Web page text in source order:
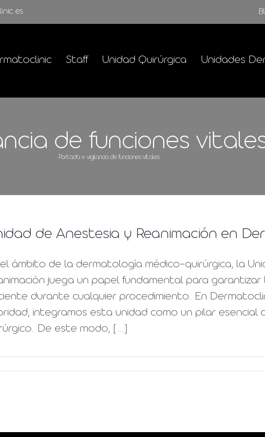
Staff Unidad Quirúrgica Unidades
de funciones
Portada » vigilancia de funciones vitales
de Anestesia y Reanimación en
el ámbito de la dermatología médico-quirúrgica, la
juega un papel fundamental para
durante cualquier procedimiento. En
integramos esta unidad como un pilar
De este modo, [...]